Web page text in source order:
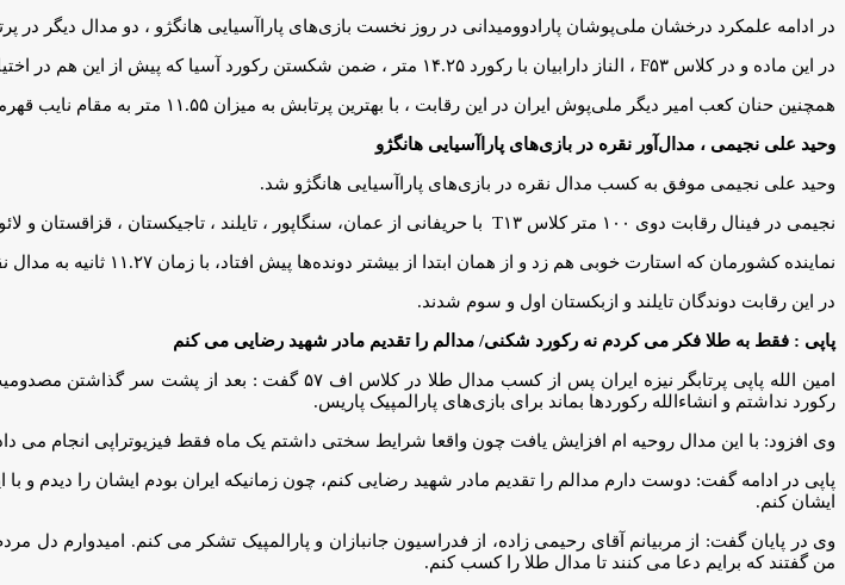
در ادامه علمکرد درخشان ملی‌پوشان پارادوومیدانی در روز نخست بازی‌های پاراآسیایی هانگژو ، دو مدال دیگر
در این ماده و در کلاس F۵۳ ، الناز دارابیان با رکورد ۱۴.۲۵ متر ، ضمن شکستن رکورد آسیا که پیش از این هم در اختیار خودش بود، صاحب مدال طلا شد و به مقام قهرمانی دست یافت.
همچنین حنان کعب امیر دیگر ملی‌پوش ایران در این رقابت ، با بهترین پرتابش به میزان ۱۱.۵۵ متر به مقام نایب قهرمانی رسید و صاحب گردن آویز نقره شد.
وحید علی نجیمی ، مدال‌آور نقره در بازی‌های پاراآسیایی هانگژو
وحید علی نجیمی موفق به کسب مدال نقره در بازی‌های پاراآسیایی هانگژو شد.
نجیمی در فینال رقابت دوی ۱۰۰ متر کلاس T۱۳ با حریفانی از عمان، سنگاپور ، تایلند ، تاجیکستان ، قزاقستان و لائوس (۲ نفر) مسابقه داد.
نماینده کشورمان که استارت خوبی هم زد و از همان ابتدا از بیشتر دونده‌ها پیش افتاد، با زمان ۱۱.۲۷ ثانیه به مدال نقره رسید و سکوی نایب قهرمانی را به خود اختصاص داد.
در این رقابت دوندگان تایلند و ازبکستان اول و سوم شدند.
پاپی : فقط به طلا فکر می کردم نه رکورد شکنی/ مدالم را تقدیم مادر شهید رضایی می کنم
امین الله پاپی پرتابگر نیزه ایران پس از کسب مدال طلا
رکورد نداشتم و انشاءالله رکوردها بماند برای بازی‌های پارالمپیک پاریس.
وی افزود: با این مدال روحیه ام افزایش یافت چون واقعا شرایط سختی داشتم یک ماه فقط فیزیوتراپی انجام می
پاپی در ادامه گفت: دوست دارم مدالم را تقدیم مادر شهید رضایی کنم، چون زمانیکه ایران بودم ایشان را دیدم و
ایشان کنم.
وی در پایان گفت: از مربیانم آقای رحیمی زاده، از فدراسیون جانبازان و پارالمپیک تشکر می کنم. امیدوارم دل
من گفتند که برایم دعا می کنند تا مدال طلا را کسب کنم.